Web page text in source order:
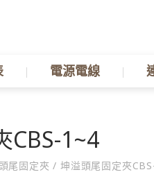
電源電線
CBS-1~4
頭尾固定夾/ 坤溢頭尾固定夾